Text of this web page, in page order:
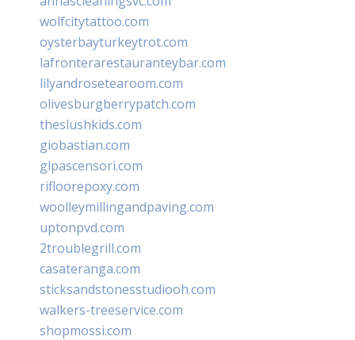
wolfcitytattoo.com
oysterbayturkeytrot.com
lafronterarestauranteybar.com
lilyandrosetearoom.com
olivesburgberrypatch.com
theslushkids.com
giobastian.com
glpascensori.com
rifloorepoxy.com
woolleymillingandpaving.com
uptonpvd.com
2troublegrill.com
casateranga.com
sticksandstonesstudiooh.com
walkers-treeservice.com
shopmossi.com